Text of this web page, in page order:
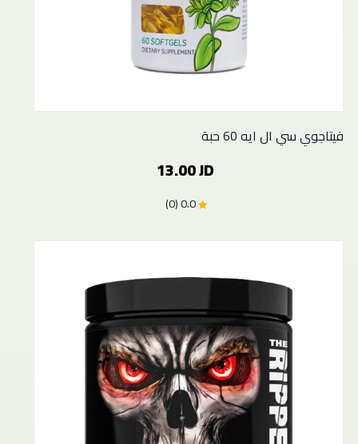
فيتاجوي سي ال ايه 60 حبة
13.00 JD